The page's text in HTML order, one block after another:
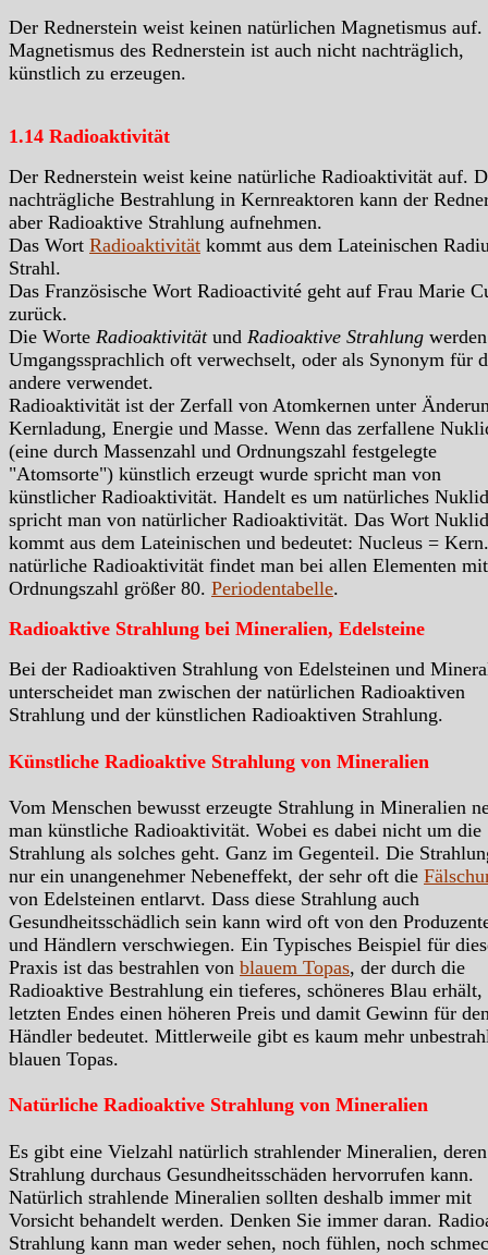
Der Rednerstein weist keinen natürlichen Magnetismus auf.
Magnetismus des Rednerstein ist auch nicht nachträglich,
künstlich zu erzeugen.
1.14 Radioaktivität
Der Rednerstein weist keine natürliche Radioaktivität auf.
nachträgliche Bestrahlung in Kernreaktoren kann der
aber Radioaktive Strahlung aufnehmen.
Das Wort Radioaktivität kommt aus dem Lateinischen
Strahl.
Das Französische Wort Radioactivité geht auf Frau Marie
zurück.
Die Worte Radioaktivitätund Radioaktive Strahlung werden
Umgangssprachlich oft verwechselt, oder als Synonym für
andere verwendet.
Radioaktivität ist der Zerfall von Atomkernen unter
Kernladung, Energie und Masse. Wenn das zerfallene
(eine durch Massenzahl und Ordnungszahl festgelegte
"Atomsorte") künstlich erzeugt wurde spricht man von
künstlicher Radioaktivität. Handelt es um natürliches Nuklid
spricht man von natürlicher Radioaktivität. Das Wort Nuklid
kommt aus dem Lateinischen und bedeutet: Nucleus =
natürliche Radioaktivität findet man bei allen Elementen
Ordnungszahl größer 80. Periodentabelle.
Radioaktive Strahlung bei Mineralien, Edelsteine
Bei der Radioaktiven Strahlung von Edelsteinen und
unterscheidet man zwischen der natürlichen Radioaktiven
Strahlung und der künstlichen Radioaktiven Strahlung.
Künstliche Radioaktive Strahlung von Mineralien
Vom Menschen bewusst erzeugte Strahlung in Mineralien
man künstliche Radioaktivität. Wobei es dabei nicht um die
Strahlung als solches geht. Ganz im Gegenteil. Die
nur ein unangenehmer Nebeneffekt, der sehr oft die
von Edelsteinen entlarvt. Dass diese Strahlung auch
Gesundheitsschädlich sein kann wird oft von den
und Händlern verschwiegen. Ein Typisches Beispiel für
Praxis ist das bestrahlen von blauem Topas, der durch die
Radioaktive Bestrahlung ein tieferes, schöneres Blau erhält,
letzten Endes einen höheren Preis und damit Gewinn für
Händler bedeutet. Mittlerweile gibt es kaum mehr
blauen Topas.
Natürliche Radioaktive Strahlung von Mineralien
Es gibt eine Vielzahl natürlich strahlender Mineralien, deren
Strahlung durchaus Gesundheitsschäden hervorrufen kann.
Natürlich strahlende Mineralien sollten deshalb immer mit
Vorsicht behandelt werden. Denken Sie immer daran.
Strahlung kann man weder sehen, noch fühlen, noch